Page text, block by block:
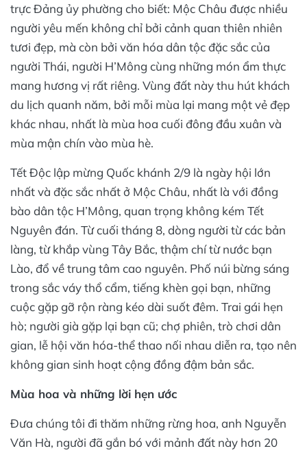
trực Đảng ủy phường cho biết: Mộc Châu được nhiều
người yêu mến không chỉ bởi cảnh quan thiên nhiên
tươi đẹp, mà còn bởi văn hóa dân tộc đặc sắc của
người Thái, người H’Mông cùng những món ẩm thực
mang hương vị rất riêng. Vùng đất này thu hút khách
du lịch quanh năm, bởi mỗi mùa lại mang một vẻ đẹp
khác nhau, nhất là mùa hoa cuối đông đầu xuân và
mùa mận chín vào mùa hè.
Tết Độc lập mừng Quốc khánh 2/9 là ngày hội lớn
nhất và đặc sắc nhất ở Mộc Châu, nhất là với đồng
bào dân tộc H’Mông, quan trọng không kém Tết
Nguyên đán. Từ cuối tháng 8, dòng người từ các bản
làng, từ khắp vùng Tây Bắc, thậm chí từ nước bạn
Lào, đổ về trung tâm cao nguyên. Phố núi bừng sáng
trong sắc váy thổ cẩm, tiếng khèn gọi bạn, những
cuộc gặp gỡ rộn ràng kéo dài suốt đêm. Trai gái hẹn
hò; người già gặp lại bạn cũ; chợ phiên, trò chơi dân
gian, lễ hội văn hóa-thể thao nối nhau diễn ra, tạo nên
không gian sinh hoạt cộng đồng đậm bản sắc.
Mùa hoa và những lời hẹn ước
Đưa chúng tôi đi thăm những rừng hoa, anh Nguyễn
Văn Hà, người đã gắn bó với mảnh đất này hơn 20